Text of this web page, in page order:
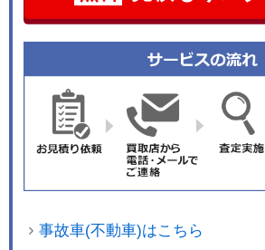
事故車(不動車)はこちら